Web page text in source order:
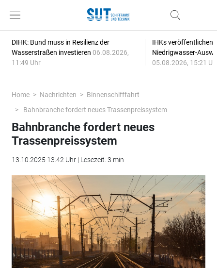
DIHK: Bund muss in Resilienz der
Wasserstraßen investieren 06.08.2026,
11:49 Uhr
IHKs veröffentlichen
Niedrigwasser-
05.08.2026, 15:21
Home Nachrichten
Binnenschifffahrt
Bahnbranche fordert neues Trassenpreissystem
Bahnbranche fordert neues
Trassenpreissystem
13.10.2025 13:42 Uhr | Lesezeit: 3 min